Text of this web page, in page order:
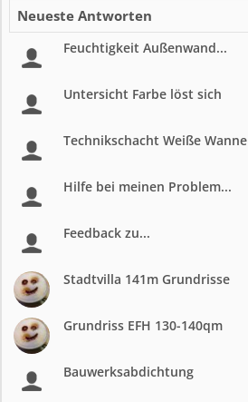
Neueste Antworten
Feuchtigkeit Außenwand...
Untersicht Farbe löst sich
Technikschacht Weiße Wanne
Hilfe bei meinen Problem...
Feedback zu...
Stadtvilla 141m Grundrisse
Grundriss EFH 130-140qm
Bauwerksabdichtung